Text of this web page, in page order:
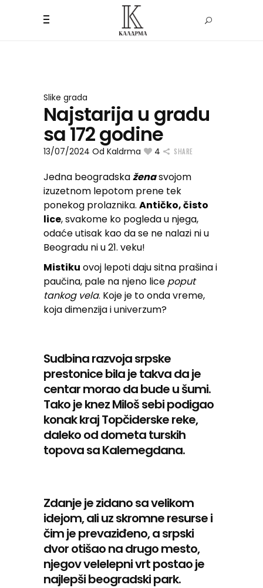
Slike grada
Najstarija u gradu
sa 172 godine
13/07/2024 Od Kaldrma 4 SHARE
Jedna beogradskaženasvojom
izuzetnom lepotom prene tek
ponekog prolaznika. Antičko, čisto
lice, svakome ko pogleda u njega,
odaće utisak kao da se ne nalazi ni u
Beogradu ni u 21. veku!
Mistiku ovoj lepoti daju sitna prašina i
paučina, pale na njeno lice poput
tankog vela. Koje je to onda vreme,
koja dimenzija i univerzum?
Sudbina razvoja srpske
prestonice bila je takva da je
centar morao da bude u šumi.
Tako je knez Miloš sebi podigao
konak kraj Topčiderske reke,
daleko od dometa turskih
topova sa Kalemegdana.
Zdanje je zidano sa velikom
idejom, ali uz skromne resurse i
čim je prevaziđeno, a srpski
dvor otišao na drugo mesto,
njegov velelepni vrt postao je
najlepši beogradski park.